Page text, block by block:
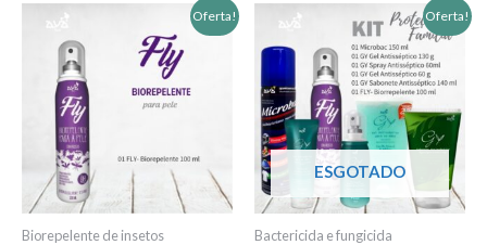
Oferta!
Biorepelente de insetos
original
era:
R$76,90.
atual
é:
R$50,00.
Oferta!
ESGOTADO
Bactericida e fungicida
preço
original
era:
R$320,00.
O
preço
atual
é:
R$190,00.